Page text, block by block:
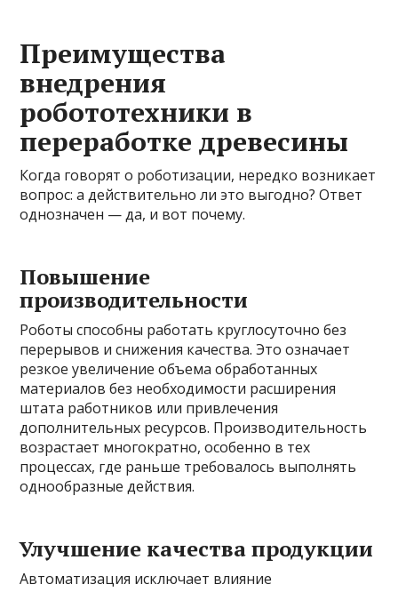
Преимущества
внедрения
робототехники в
переработке древесины
Когда говорят о роботизации, нередко возникает
вопрос: а действительно ли это выгодно? Ответ
однозначен — да, и вот почему.
Повышение
производительности
Роботы способны работать круглосуточно без
перерывов и снижения качества. Это означает
резкое увеличение объема обработанных
материалов без необходимости расширения
штата работников или привлечения
дополнительных ресурсов. Производительность
возрастает многократно, особенно в тех
процессах, где раньше требовалось выполнять
однообразные действия.
Улучшение качества продукции
Автоматизация исключает влияние